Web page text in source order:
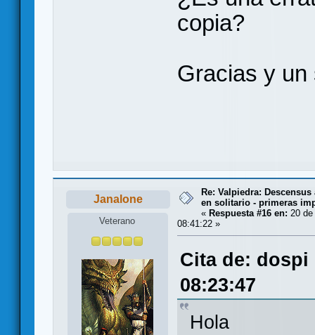
copia?
Gracias y un
Janalone
Veterano
Re: Valpiedra: Descensus
en solitario - primeras
« Respuesta #16 en: 20
08:41:22 »
Cita de: dospi
08:23:47
Hola